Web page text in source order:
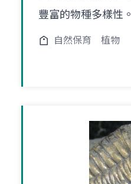
豐富的物種多樣性。
自然保育 植物